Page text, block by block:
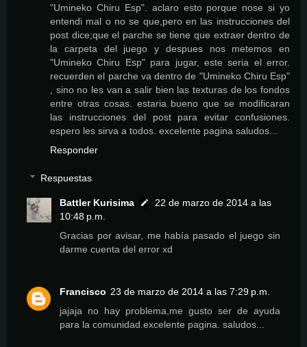
"Umineko Chiru Esp". aclaro esto porque nose si yo
entendi mal o no se que,pero en las instrucciones del
post dice;que el parche se tiene que extraer dentro de
la carpeta del juego y despues nos metemos en
"Umineko Chiru Esp" para jugar, este seria el error.
recuerden el parche va dentro de "Umineko Chiru Esp"
, sino no les van a salir bien las texturas de los fondos
entre otras cosas. estaria bueno que se modificaran
las instrucciones del post para evitar confusiones.
espero les sirva a todos. excelente pagina saludos...
Responder
Respuestas
Battler Kurisima
22 de marzo de 2014 a las
10:48 p.m.
Gracias por avisar, me había pasado el juego sin
darme cuenta del error xd
Francisco 23 de marzo de 2014 a las 7:29 p.m.
jajaja no hay problema,me gusto ser de ayuda
para la comunidad.excelente pagina. saludos...